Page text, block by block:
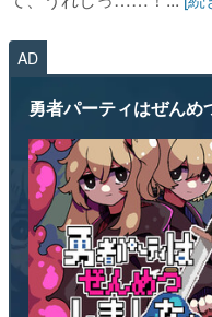
AD
勇者パーティはぜんめ